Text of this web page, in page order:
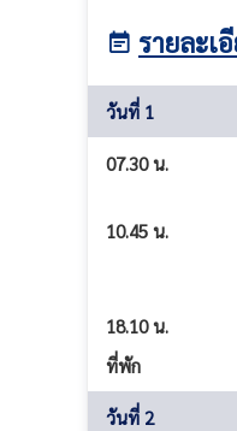
รายละเ
วันที่ 1
07.30 น.
10.45 น.
18.10 น.
ที่พัก
วันที่ 2